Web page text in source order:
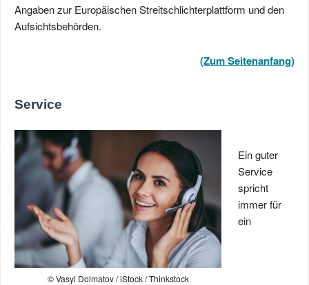
Angaben zur Europäischen Streitschlichterplattform und den
Aufsichtsbehörden.
(Zum Seitenanfang)
Service
© Vasyl Dolmatov / iStock / Thinkstock
Ein guter
Service
spricht
immer für
ein